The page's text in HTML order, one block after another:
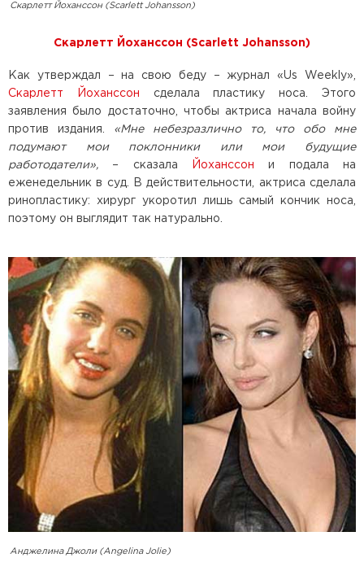
Скарлетт Йоханссон (Scarlett Johansson)
Скарлетт Йоханссон (Scarlett Johansson)
Как утверждал – на свою беду – журнал «Us Weekly»,
Скарлетт Йоханссон сделала пластику носа. Этого
заявления было достаточно, чтобы актриса начала войну
против издания. «Мне небезразлично то, что обо мне
подумают мои поклонники или мои будущие
работодатели», – сказала Йоханссон и подала на
еженедельник в суд. В действительности, актриса сделала
ринопластику: хирург укоротил лишь самый кончик носа,
поэтому он выглядит так натурально.
Анджелина Джоли (Angelina Jolie)